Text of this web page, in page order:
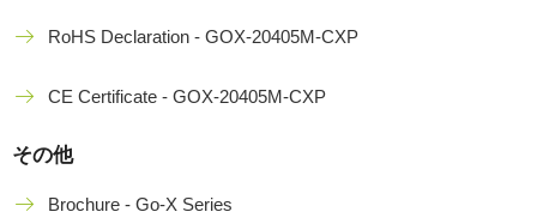
RoHS Declaration - GOX-20405M-CXP
CE Certificate - GOX-20405M-CXP
その他
Brochure - Go-X Series